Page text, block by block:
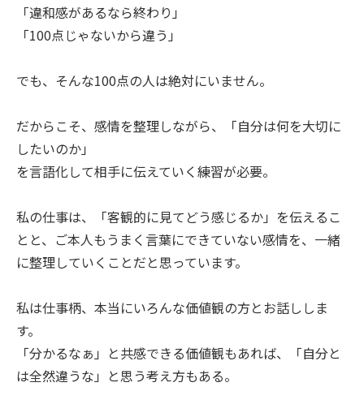
「違和感があるなら終わり」
「100点じゃないから違う」
でも、そんな100点の人は絶対にいません。
だからこそ、感情を整理しながら、「自分は何を大切に
したいのか」
を言語化して相手に伝えていく練習が必要。
私の仕事は、「客観的に見てどう感じるか」を伝えるこ
とと、ご本人もうまく言葉にできていない感情を、一緒
に整理していくことだと思っています。
私は仕事柄、本当にいろんな価値観の方とお話ししま
す。
「分かるなぁ」と共感できる価値観もあれば、「自分と
は全然違うな」と思う考え方もある。